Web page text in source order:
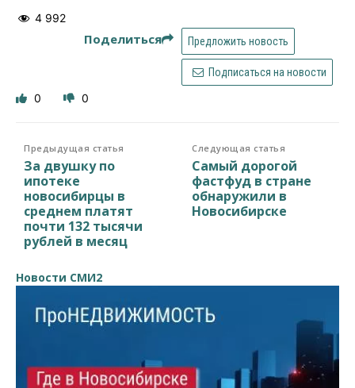
4 992
Поделиться Предложить новость
Подписаться на новости
0 0
Предыдущая статья
За двушку по
ипотеке
новосибирцы в
среднем платят
почти 132 тысячи
рублей в месяц
Следующая статья
Самый дорогой
фастфуд в стране
обнаружили в
Новосибирске
Новости СМИ2